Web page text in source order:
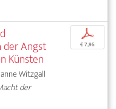
der Angst
Künsten
Witzgall
der
p
€ 7,95